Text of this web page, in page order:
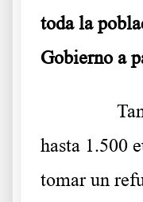
toda la
Gobierno a
hasta 1.500
tomar un